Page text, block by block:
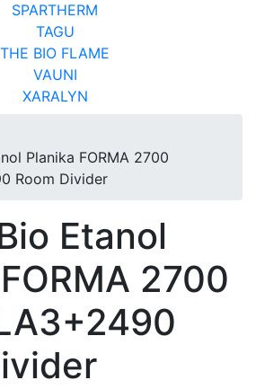
SPARTHERM
TAGU
THE BIO FLAME
VAUNI
XARALYN
Planika FORMA 2700
Room Divider
Etanol
2700